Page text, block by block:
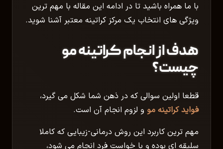
با ما همراه باشید تا در ادامه این مقاله با مهم ترین
ویژگی های انتخاب یک مرکز کراتینه معتبر آشنا شوید.
هدف از انجام کراتینه مو
چیست؟
قطعا اولین سوالی که در ذهن شما شکل می گیرد،
فواید کراتینه مو و لزوم انجام آن است.
مهم ترین کاربرد این روش درمانی-زیبایی که کاملا
سلیقه ای بوده و با خواست فرد انجام می شود،